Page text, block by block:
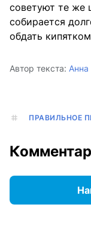
советуют те же
собирается
обдать
Автор текста:
ПРАВИЛЬНОЕ